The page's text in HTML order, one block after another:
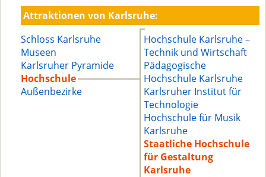
Attraktionen von Karlsruhe:
Schloss Karlsruhe
Museen
Karlsruher Pyramide
Hochschule
Außenbezirke
Hochschule Karlsruhe –
Technik und Wirtschaft
Pädagogische
Hochschule Karlsruhe
Karlsruher Institut für
Technologie
Hochschule für Musik
Karlsruhe
Staatliche Hochschule
für Gestaltung
Karlsruhe